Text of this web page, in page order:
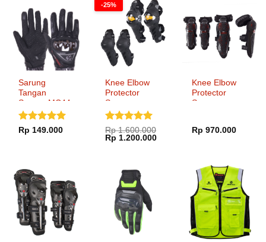
Sarung
Tangan
Scoyco MC44
Dinilai5
Rp 149.000
-25%
Knee Elbow
Protector
Scoyco
K17H17
Dinilai5
dari 5
Rp1.600.000
Harga
aslinya
Rp 1.200.000Harga
Rp 1.200.000.
Knee Elbow
Protector
Scoyco
Rp 970.000